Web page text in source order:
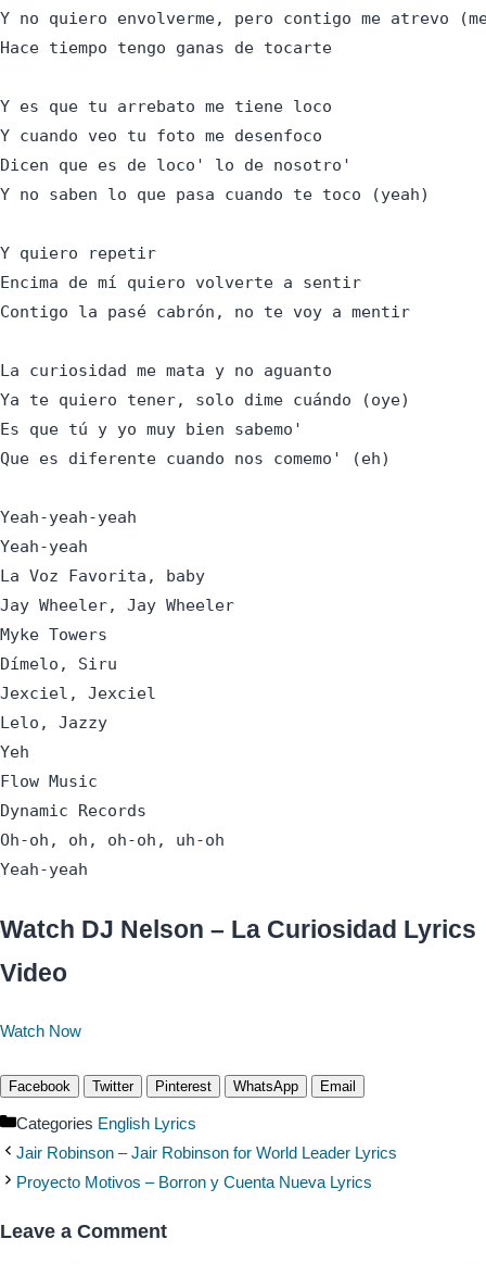
Y no quiero envolverme, pero contigo me atrevo
Hace tiempo tengo ganas de tocarte
Y es que tu arrebato me tiene loco
Y cuando veo tu foto me desenfoco
Dicen que es de loco' lo de nosotro'
Y no saben lo que pasa cuando te toco (yeah)
Y quiero repetir
Encima de mí quiero volverte a sentir
Contigo la pasé cabrón, no te voy a mentir
La curiosidad me mata y no aguanto
Ya te quiero tener, solo dime cuándo (oye)
Es que tú y yo muy bien sabemo'
Que es diferente cuando nos comemo' (eh)
Yeah-yeah-yeah
Yeah-yeah
La Voz Favorita, baby
Jay Wheeler, Jay Wheeler
Myke Towers
Dímelo, Siru
Jexciel, Jexciel
Lelo, Jazzy
Yeh
Flow Music
Dynamic Records
Oh-oh, oh, oh-oh, uh-oh
Yeah-yeah
Watch DJ Nelson – La Curiosidad Lyrics
Video
Watch Now
Facebook Twitter Pinterest WhatsApp Email
Categories English Lyrics
Jair Robinson – Jair Robinson for World Leader Lyrics
Proyecto Motivos – Borron y Cuenta Nueva Lyrics
Leave a Comment